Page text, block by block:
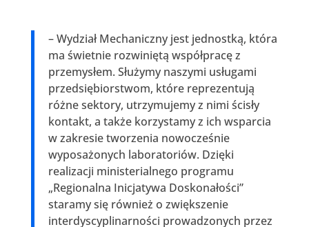
– Wydział Mechaniczny jest jednostką, która
ma świetnie rozwiniętą współpracę z
przemysłem. Służymy naszymi usługami
przedsiębiorstwom, które reprezentują
różne sektory, utrzymujemy z nimi ścisły
kontakt, a także korzystamy z ich wsparcia
w zakresie tworzenia nowocześnie
wyposażonych laboratoriów. Dzięki
realizacji ministerialnego programu
„Regionalna Inicjatywa Doskonałości”
staramy się również o zwiększenie
interdyscyplinarności prowadzonych przez